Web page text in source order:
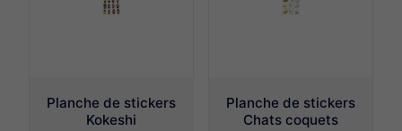
Planche de stickers
Kokeshi
Planche de stickers
Chats coquets